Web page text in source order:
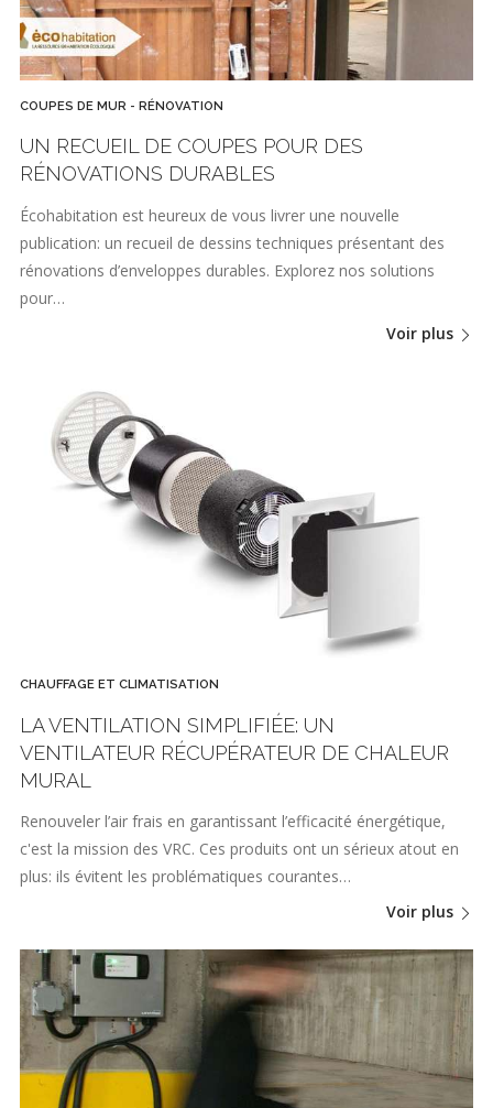
COUPES DE MUR - RÉNOVATION
UN RECUEIL DE COUPES POUR DES
RÉNOVATIONS DURABLES
Écohabitation est heureux de vous livrer une nouvelle
publication: un recueil de dessins techniques présentant des
rénovations d’enveloppes durables. Explorez nos solutions
pour…
Voir plus
CHAUFFAGE ET CLIMATISATION
LA VENTILATION SIMPLIFIÉE: UN
VENTILATEUR RÉCUPÉRATEUR DE CHALEUR
MURAL
Renouveler l’air frais en garantissant l’efficacité énergétique,
c'est la mission des VRC. Ces produits ont un sérieux atout en
plus: ils évitent les problématiques courantes…
Voir plus